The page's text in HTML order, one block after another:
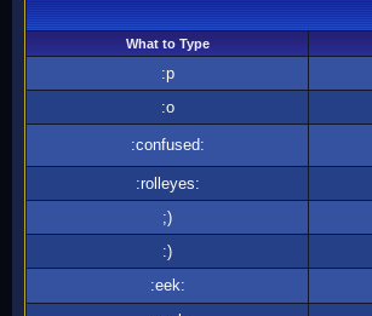
What to Type
:p
:o
:confused:
:rolleyes:
;)
:)
:eek: